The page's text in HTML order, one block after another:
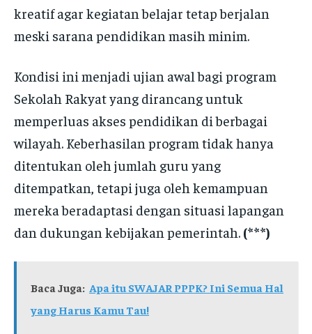
kreatif agar kegiatan belajar tetap berjalan
meski sarana pendidikan masih minim.
Kondisi ini menjadi ujian awal bagi program
Sekolah Rakyat yang dirancang untuk
memperluas akses pendidikan di berbagai
wilayah. Keberhasilan program tidak hanya
ditentukan oleh jumlah guru yang
ditempatkan, tetapi juga oleh kemampuan
mereka beradaptasi dengan situasi lapangan
dan dukungan kebijakan pemerintah. (***)
Baca Juga: Apa itu SWAJAR PPPK? Ini Semua Hal
yang Harus Kamu Tau!